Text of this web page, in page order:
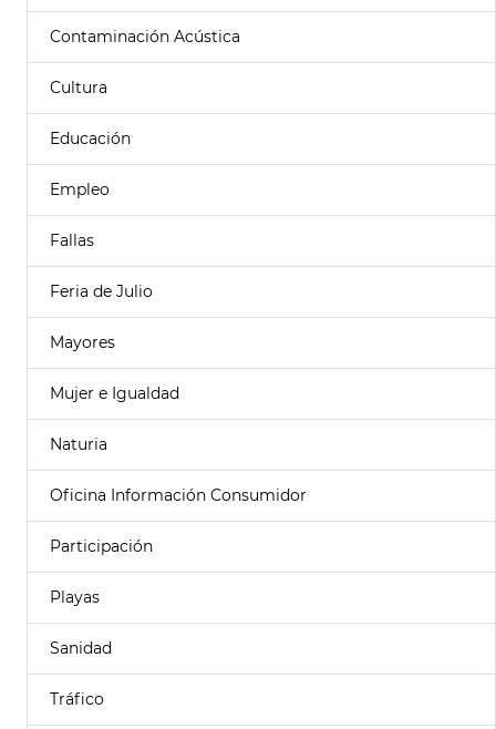
Contaminación Acústica
Cultura
Educación
Empleo
Fallas
Feria de Julio
Mayores
Mujer e Igualdad
Naturia
Oficina Información Consumidor
Participación
Playas
Sanidad
Tráfico